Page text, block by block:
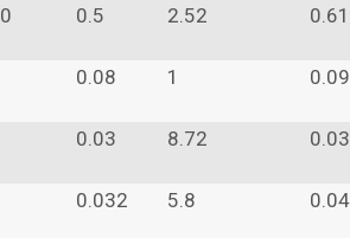
0.5 2.52 0.61
0.08 1
0.03 8.72
0.032 5.8